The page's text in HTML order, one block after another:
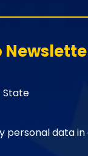
State
personal data